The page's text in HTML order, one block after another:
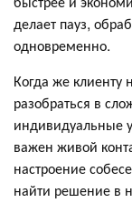
делает пауз,
одновременно.
Когда же клиенту
разобраться в
индивидуальные
важен живой
настроение
найти решение в